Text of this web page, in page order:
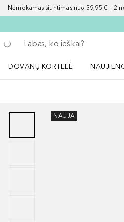
Nemokamas siuntimas nuo 39,95 € 2
Grįžk atgal
Vykdykite paiešką
DOVANŲ KORTELĖ
NAUJA